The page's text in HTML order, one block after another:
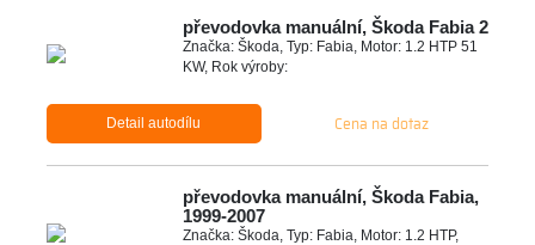
převodovka manuální, Škoda Fabia 2
Značka: Škoda, Typ: Fabia, Motor: 1.2 HTP 51
KW, Rok výroby:
Detail autodílu Cena na dotaz
převodovka manuální, Škoda Fabia,
1999-2007
Značka: Škoda, Typ: Fabia, Motor: 1.2 HTP,